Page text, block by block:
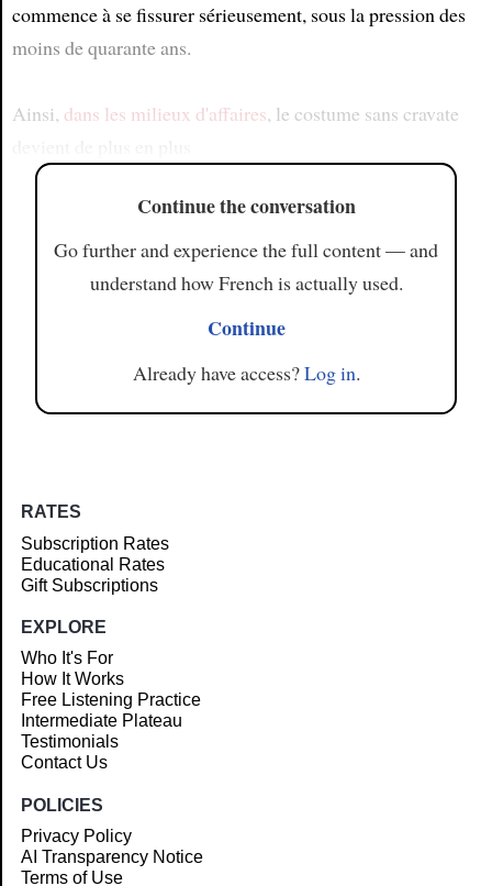
commence à se fissurer sérieusement, sous la pression des
moins de quarante ans.
Ainsi, dans les milieux d'affaires, le costume sans cravate
Continue the conversation
Go further and experience the full content — and
understand how French is actually used.
Continue
Already have access?Log in.
RATES
Subscription Rates
Educational Rates
Gift Subscriptions
EXPLORE
Who It's For
How It Works
Free Listening Practice
Intermediate Plateau
Testimonials
Contact Us
POLICIES
Privacy Policy
AI Transparency Notice
Terms of Use